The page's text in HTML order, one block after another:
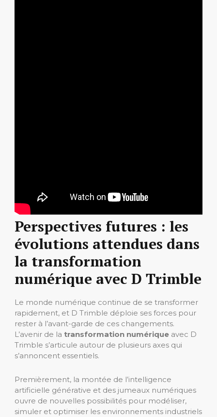
Perspectives futures : les
évolutions attendues dans
la transformation
numérique avec D Trimble
Le monde numérique continue de se transformer
rapidement, et D Trimble déploie ses forces pour
rester à l’avant-garde de ces changements.
L’avenir de la transformation numérique avec D
Trimble s’articule autour de plusieurs axes qui
s’annoncent essentiels.
Premièrement, la montée de l’intelligence
artificielle générative et des jumeaux numériques
ouvre de nouvelles possibilités pour modéliser,
simuler et optimiser les environnements industriels